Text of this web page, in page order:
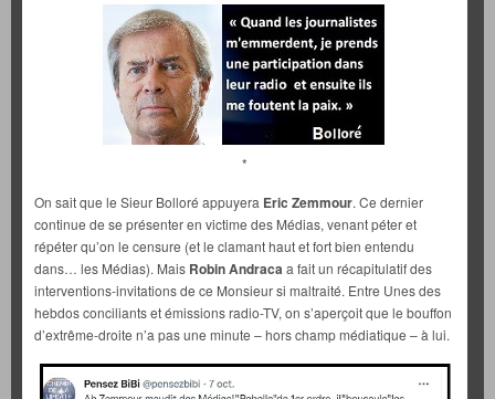
*
On sait que le Sieur Bolloré appuyera Eric Zemmour. Ce dernier
continue de se présenter en victime des Médias, venant péter et
répéter qu’on le censure (et le clamant haut et fort bien entendu
dans… les Médias). Mais Robin Andracaa fait un récapitulatif des
interventions-invitations de ce Monsieur si maltraité. Entre Unes des
hebdos conciliants et émissions radio-TV, on s’aperçoit que le bouffon
d’extrême-droite n’a pas une minute – hors champ médiatique – à lui.